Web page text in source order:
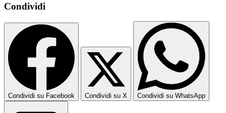
Condividi
Condividi su Facebook Condividi su X Condividi su WhatsApp